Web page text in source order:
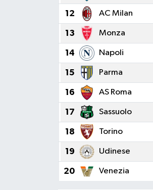
12 AC Milan
13 Monza
14 Napoli
15 Parma
16 AS Roma
17 Sassuolo
18 Torino
19 Udinese
20 Venezia